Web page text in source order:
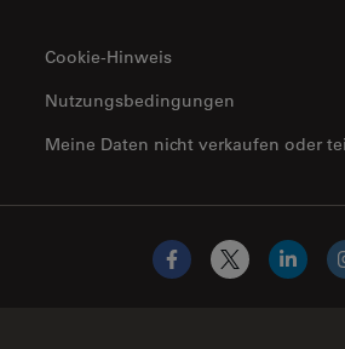
Cookie-Hinweis
Meine Daten nicht verkaufen oder
Nutzungsbedingungen
Facebook
X